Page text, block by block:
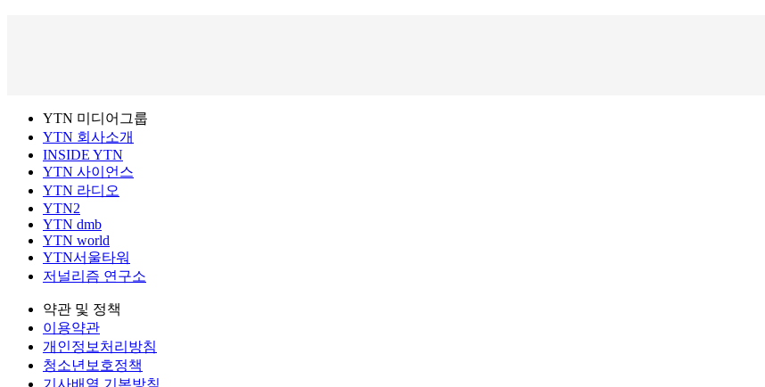
YTN 미디어그룹
YTN 회사소개
INSIDE YTN
YTN 사이언스
YTN 라디오
YTN2
YTN dmb
YTN world
YTN서울타워
저널리즘 연구소
약관 및 정책
이용약관
개인정보처리방침
청소년보호정책